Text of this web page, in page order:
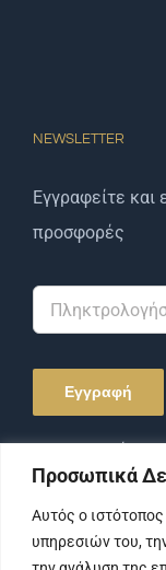
Προσωπικά
Αυτός ο
υπηρεσιών του,
NEWSLETTER
Εγγραφείτε και
προσφορές
Όρους